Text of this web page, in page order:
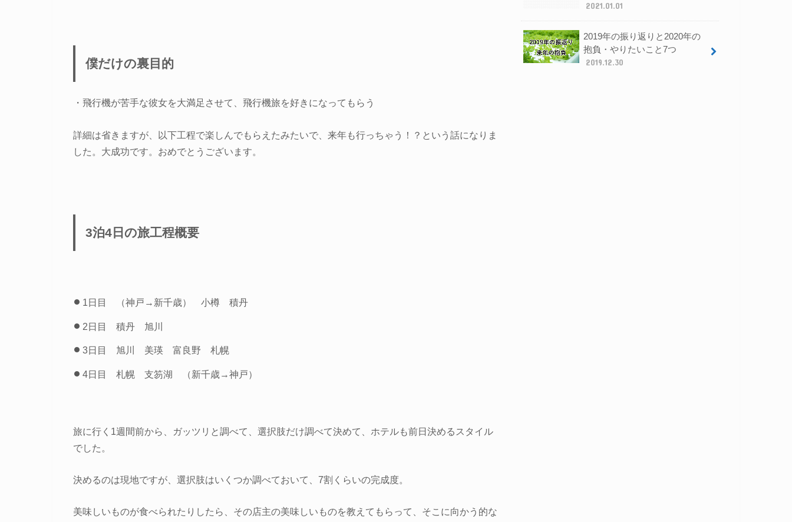
僕だけの裏目的
・飛行機が苦手な彼女を大満足させて、飛行機旅を好きになってもらう
詳細は省きますが、以下工程で楽しんでもらえたみたいで、来年も行っちゃう！？という話になりま
した。大成功です。おめでとうございます。
3泊4日の旅工程概要
1日目 （神戸→新千歳） 小樽 積丹
2日目 積丹 旭川
3日目 旭川 美瑛 富良野 札幌
4日目 札幌 支笏湖 （新千歳→神戸）
旅に行く1週間前から、ガッツリと調べて、選択肢だけ調べて決めて、ホテルも前日決めるスタイル
でした。
決めるのは現地ですが、選択肢はいくつか調べておいて、7割くらいの完成度。
美味しいものが食べられたりしたら、その店主の美味しいものを教えてもらって、そこに向かう的な
2021.01.01
2019年の振り返りと2020年の
抱負・やりたいこと7つ
2019.12.30